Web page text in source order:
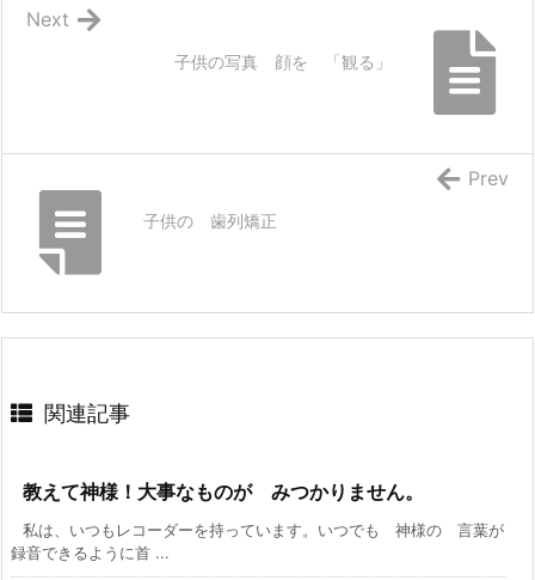
子供の写真 顔を 「観る」
Next
子供の 歯列矯正
Prev
関連記事
教えて神様！大事なものが みつかりません。
私は、いつもレコーダーを持っています。いつでも 神様の 言葉が
録音できるように首 ...